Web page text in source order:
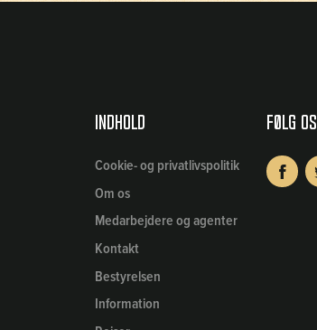
Indhold
Cookie- og privatlivspolitik
Om os
Medarbejdere og agenter
Kontakt
Bestyrelsen
Information
Følg os